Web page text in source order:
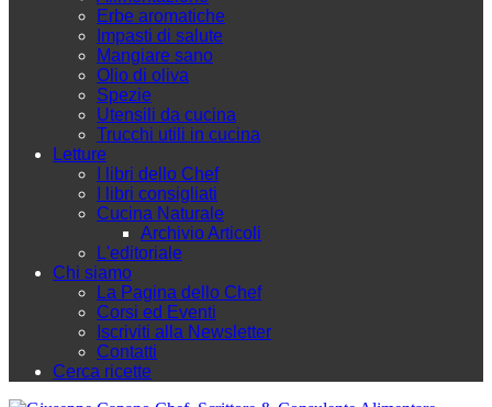
Erbe aromatiche
Impasti di salute
Mangiare sano
Olio di oliva
Spezie
Utensili da cucina
Trucchi utili in cucina
Letture
I libri dello Chef
I libri consigliati
Cucina Naturale
Archivio Articoli
L'editoriale
Chi siamo
La Pagina dello Chef
Corsi ed Eventi
Iscriviti alla Newsletter
Contatti
Cerca ricette